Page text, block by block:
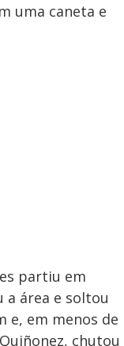
uma caneta e
partiu em
área e soltou
e, em menos de
chutou